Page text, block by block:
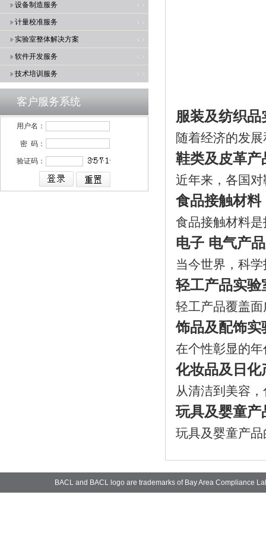
设备制造服务
计量校准服务
实验室整体解决方案
软件开发服务
技术培训服务
客户服务系统
用户名：
密 码：
验证码：
服装及纺织品
随着经济的发
鞋类及皮革产
近年来，各国
食品接触材料
食品接触材料
电子 电气产
当今世界，科
轻工产品实验
轻工产品覆盖
饰品及配饰实
在个性彰显的
化妆品及日化
从清洁到美容
玩具及婴童产
玩具及婴童产
BACL and BACL logo are trademarks of Bay Area